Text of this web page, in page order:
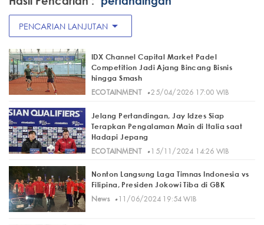
PENCARIAN LANJUTAN arrow_drop_down
IDX Channel Capital Market Padel
Competition Jadi Ajang Bincang Bisnis
hingga Smash
ECOTAINMENT
· 25/04/2026 17:00 WIB
Jelang Pertandingan, Jay Idzes Siap
Terapkan Pengalaman Main di Italia saat
Hadapi Jepang
ECOTAINMENT
· 15/11/2024 14:26 WIB
Nonton Langsung Laga Timnas Indonesia vs
Filipina, Presiden Jokowi Tiba di GBK
News· 11/06/2024 19:54 WIB